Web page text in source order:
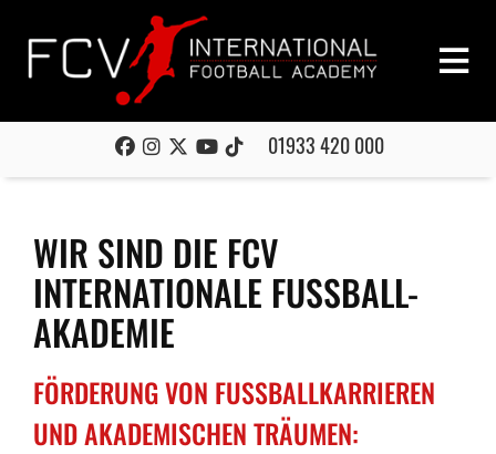
01933 420 000
WIR SIND DIE FCV
INTERNATIONALE FUSSBALL-
AKADEMIE
FÖRDERUNG VON FUSSBALLKARRIEREN
UND AKADEMISCHEN TRÄUMEN: